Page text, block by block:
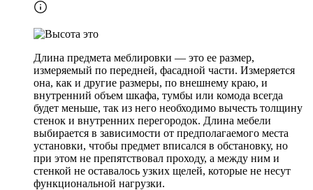
Длина предмета меблировки — это ее размер,
измеряемый по передней, фасадной части. Измеряется
она, как и другие размеры, по внешнему краю, и
внутренний объем шкафа, тумбы или комода всегда
будет меньше, так из него необходимо вычесть толщину
стенок и внутренних перегородок. Длина мебели
выбирается в зависимости от предполагаемого места
установки, чтобы предмет вписался в обстановку, но
при этом не препятствовал проходу, а между ним и
стенкой не оставалось узких щелей, которые не несут
функциональной нагрузки.